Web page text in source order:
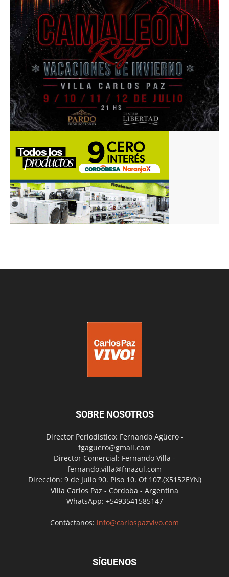
SOBRE NOSOTROS
Director Periodístico: Fernando Agüero -
fgaguero@gmail.com
Director Comercial: Fernando Villa -
fernando.villa@fmazul.com
Dirección: 9 de Julio 90. Piso 10. Of 107.(X5152EYN)
Villa Carlos Paz - Córdoba - Argentina
WhatsApp: +5493541585147
Contáctanos: info@carlospazvivo.com
SÍGUENOS